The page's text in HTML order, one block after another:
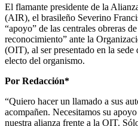
El flamante presidente de la
(AIR), el brasileño Severino
“apoyo” de las centrales obreras
reconocimiento” ante la
(OIT), al ser presentado en la
electo del organismo.
Por Redacción*
“Quiero hacer un llamado a sus
acompañen. Necesitamos su
nuestra alianza frente a la OIT.